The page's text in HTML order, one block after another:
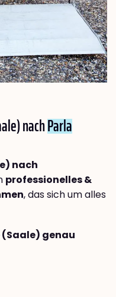
nachParla
nach
professionelles &
, das sich um alles
(Saale) genau